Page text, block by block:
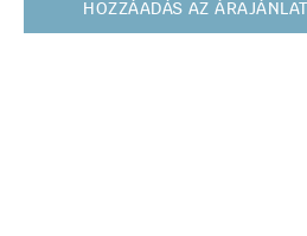
HOZZÁADÁS AZ